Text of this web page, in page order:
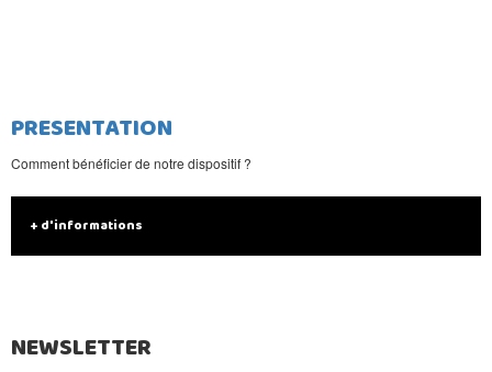
PRESENTATION
Comment bénéficier de notre dispositif ?
+ d'informations
NEWSLETTER